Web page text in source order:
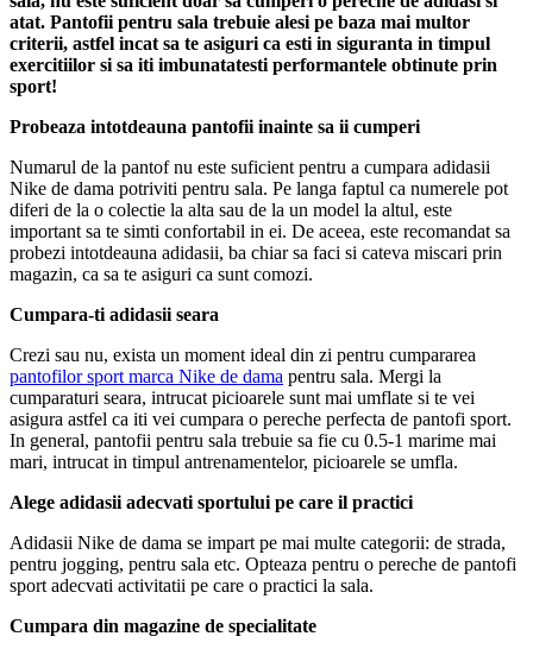
atat. Pantofii pentru sala trebuie alesi pe baza mai multor
criterii, astfel incat sa te asiguri ca esti in siguranta in timpul
exercitiilor si sa iti imbunatatesti performantele obtinute prin
sport!
Probeaza intotdeauna pantofii inainte sa ii cumperi
Numarul de la pantof nu este suficient pentru a cumpara adidasii
Nike de dama potriviti pentru sala. Pe langa faptul ca numerele pot
diferi de la o colectie la alta sau de la un model la altul, este
important sa te simti confortabil in ei. De aceea, este recomandat sa
probezi intotdeauna adidasii, ba chiar sa faci si cateva miscari prin
magazin, ca sa te asiguri ca sunt comozi.
Cumpara-ti adidasii seara
Crezi sau nu, exista un moment ideal din zi pentru cumpararea
pantofilor sport marca Nike de dama pentru sala. Mergi la
cumparaturi seara, intrucat picioarele sunt mai umflate si te vei
asigura astfel ca iti vei cumpara o pereche perfecta de pantofi sport.
In general, pantofii pentru sala trebuie sa fie cu 0.5-1 marime mai
mari, intrucat in timpul antrenamentelor, picioarele se umfla.
Alege adidasii adecvati sportului pe care il practici
Adidasii Nike de dama se impart pe mai multe categorii: de strada,
pentru jogging, pentru sala etc. Opteaza pentru o pereche de pantofi
sport adecvati activitatii pe care o practici la sala.
Cumpara din magazine de specialitate